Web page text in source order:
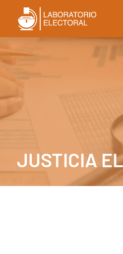
JUSTICIA